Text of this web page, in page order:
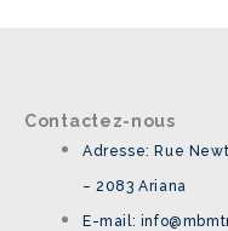
Contactez-nous
Adresse: Rue
– 2083 Ariana
E-mail: